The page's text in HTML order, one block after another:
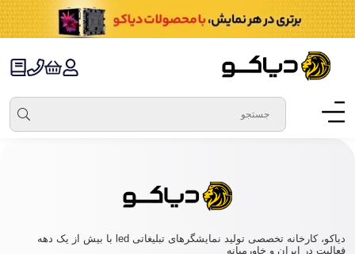
دیاکو، کارخانه تخصصی تولید نمایشگرهای تبلیغاتی led با بیش از یک دهه
فعالیت در ایران و خاورمیانه